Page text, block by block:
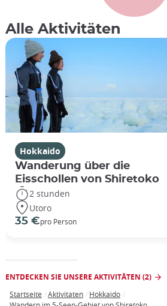
Alle Aktivitäten
Hokkaido
Wanderung über die
Eisschollen von Shiretoko
2 stunden
Utoro
35 €pro Person
ENTDECKEN SIE UNSERE AKTIVITÄTEN (2)
Breadcrumb
Startseite Aktivitaten
Hokkaido